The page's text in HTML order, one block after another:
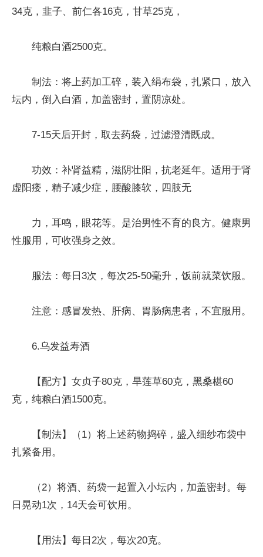
34克，韭子、前仁各16克，甘草25克，
纯粮白酒2500克。
制法：将上药加工碎，装入绢布袋，扎紧口，放入
坛内，倒入白酒，加盖密封，置阴凉处。
7-15天后开封，取去药袋，过滤澄清既成。
功效：补肾益精，滋阴壮阳，抗老延年。适用于肾
虚阳痿，精子减少症，腰酸膝软，四肢无
力，耳鸣，眼花等。是治男性不育的良方。健康男
性服用，可收强身之效。
服法：每日3次，每次25-50毫升，饭前就菜饮服。
注意：感冒发热、肝病、胃肠病患者，不宜服用。
6.乌发益寿酒
【配方】女贞子80克，旱莲草60克，黑桑椹60
克，纯粮白酒1500克。
【制法】（1）将上述药物捣碎，盛入细纱布袋中
扎紧备用。
（2）将酒、药袋一起置入小坛内，加盖密封。每
日晃动1次，14天会可饮用。
【用法】每日2次，每次20克。